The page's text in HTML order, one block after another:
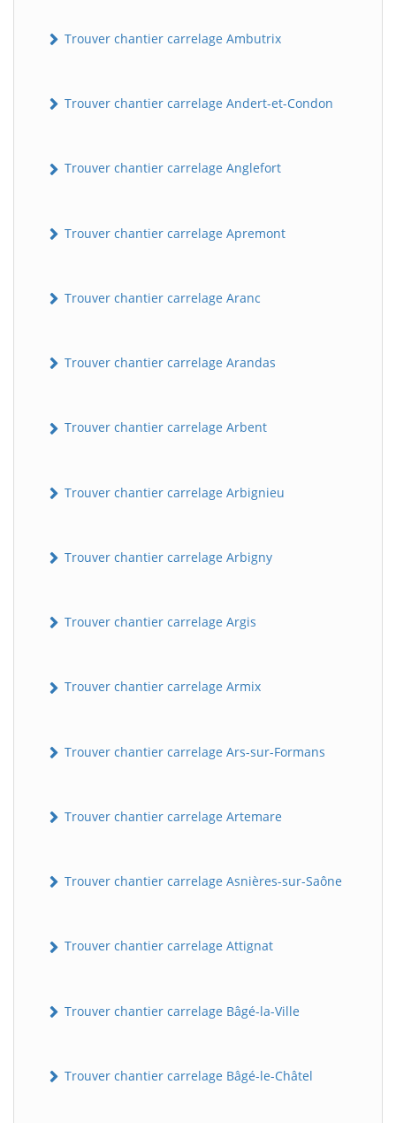
Trouver chantier carrelage Ambutrix
Trouver chantier carrelage Andert-et-Condon
Trouver chantier carrelage Anglefort
Trouver chantier carrelage Apremont
Trouver chantier carrelage Aranc
Trouver chantier carrelage Arandas
Trouver chantier carrelage Arbent
Trouver chantier carrelage Arbignieu
Trouver chantier carrelage Arbigny
Trouver chantier carrelage Argis
Trouver chantier carrelage Armix
Trouver chantier carrelage Ars-sur-Formans
Trouver chantier carrelage Artemare
Trouver chantier carrelage Asnières-sur-Saône
Trouver chantier carrelage Attignat
Trouver chantier carrelage Bâgé-la-Ville
Trouver chantier carrelage Bâgé-le-Châtel